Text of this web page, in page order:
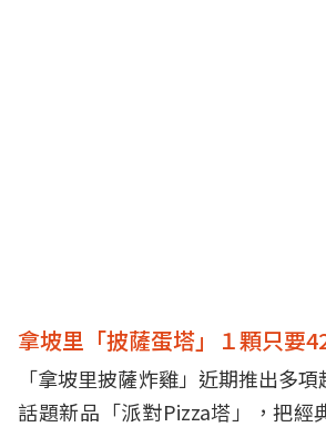
拿坡里「披薩蛋塔」１顆只要
「拿坡里披薩炸雞」近期推出多
話題新品「派對Pizza塔」，把經